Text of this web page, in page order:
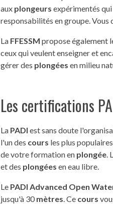
aux plongeurs expérimentés
responsabilités en groupe. Vous
La FFESSM propose également
ceux qui veulent enseigner et
gérer des plongées en milieu
Les certifications
La PADI est sans doute
l'un des cours les plus
de votre formation en plongée
et des plongées en eau libre.
Le PADI Advanced Open
jusqu'à 30 mètres . Ce cours